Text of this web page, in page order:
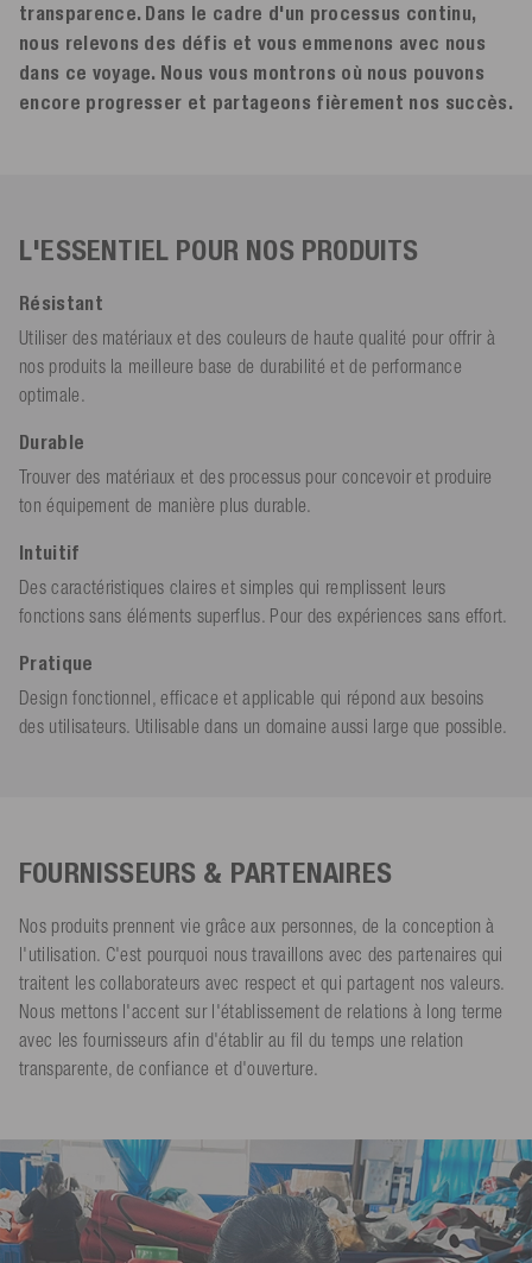
transparence. Dans le cadre d'un processus continu,
nous relevons des défis et vous emmenons avec nous
dans ce voyage. Nous vous montrons où nous pouvons
encore progresser et partageons fièrement nos succès.
L'ESSENTIEL POUR NOS PRODUITS
Résistant
Utiliser des matériaux et des couleurs de haute qualité pour offrir à
nos produits la meilleure base de durabilité et de performance
optimale.
Durable
Trouver des matériaux et des processus pour concevoir et produire
ton équipement de manière plus durable.
Intuitif
Des caractéristiques claires et simples qui remplissent leurs
fonctions sans éléments superflus. Pour des expériences sans effort.
Pratique
Design fonctionnel, efficace et applicable qui répond aux besoins
des utilisateurs. Utilisable dans un domaine aussi large que possible.
FOURNISSEURS & PARTENAIRES
Nos produits prennent vie grâce aux personnes, de la conception à
l'utilisation. C'est pourquoi nous travaillons avec des partenaires qui
traitent les collaborateurs avec respect et qui partagent nos valeurs.
Nous mettons l'accent sur l'établissement de relations à long terme
avec les fournisseurs afin d'établir au fil du temps une relation
transparente, de confiance et d'ouverture.